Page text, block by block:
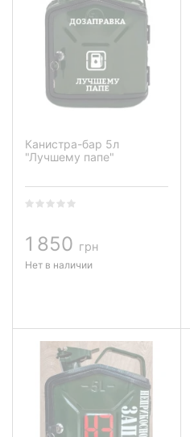
Канистра-бар 5л
"Лучшему папе"
1 850 грн
Нет в наличии